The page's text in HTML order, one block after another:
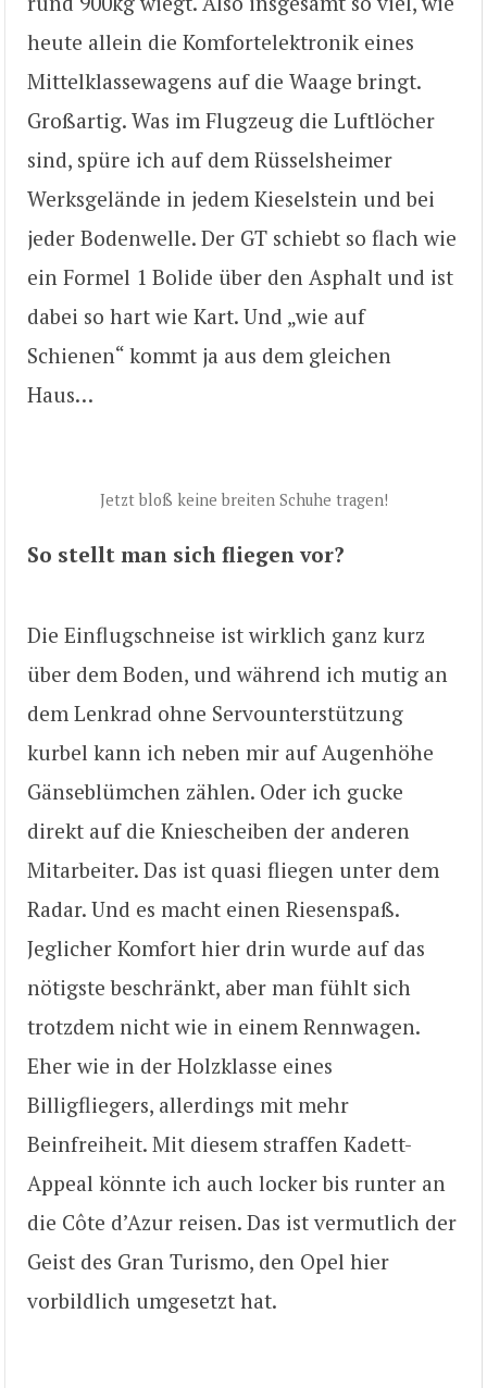
heute allein die Komfortelektronik eines
Mittelklassewagens auf die Waage bringt.
Großartig. Was im Flugzeug die Luftlöcher
sind, spüre ich auf dem Rüsselsheimer
Werksgelände in jedem Kieselstein und bei
jeder Bodenwelle. Der GT schiebt so flach wie
ein Formel 1 Bolide über den Asphalt und ist
dabei so hart wie Kart. Und „wie auf
Schienen“ kommt ja aus dem gleichen
Haus…
Jetzt bloß keine breiten Schuhe tragen!
So stellt man sich fliegen vor?
Die Einflugschneise ist wirklich ganz kurz
über dem Boden, und während ich mutig an
dem Lenkrad ohne Servounterstützung
kurbel kann ich neben mir auf Augenhöhe
Gänseblümchen zählen. Oder ich gucke
direkt auf die Kniescheiben der anderen
Mitarbeiter. Das ist quasi fliegen unter dem
Radar. Und es macht einen Riesenspaß.
Jeglicher Komfort hier drin wurde auf das
nötigste beschränkt, aber man fühlt sich
trotzdem nicht wie in einem Rennwagen.
Eher wie in der Holzklasse eines
Billigfliegers, allerdings mit mehr
Beinfreiheit. Mit diesem straffen Kadett-
Appeal könnte ich auch locker bis runter an
die Côte d’Azur reisen. Das ist vermutlich der
Geist des Gran Turismo, den Opel hier
vorbildlich umgesetzt hat.